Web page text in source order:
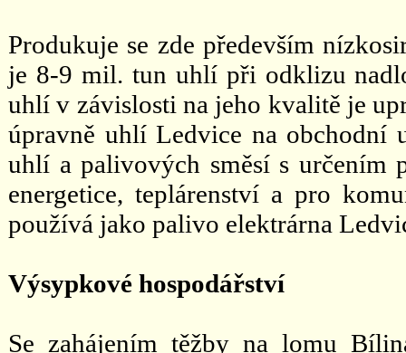
Produkuje se zde především
je 8-9 mil. tun uhlí při odklizu
uhlí v závislosti na jeho kvalitě je
úpravně uhlí Ledvice na obchodní
uhlí a palivových směsí s určením
energetice, teplárenství a pro
používá jako palivo elektrárna
Výsypkové hospodářství
Se zahájením těžby na lomu